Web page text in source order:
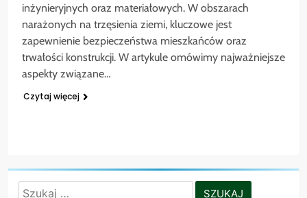
inżynieryjnych oraz materiałowych. W obszarach
narażonych na trzęsienia ziemi, kluczowe jest
zapewnienie bezpieczeństwa mieszkańców oraz
trwałości konstrukcji. W artykule omówimy najważniejsze
aspekty związane…
Czytaj więcej
Szukaj: